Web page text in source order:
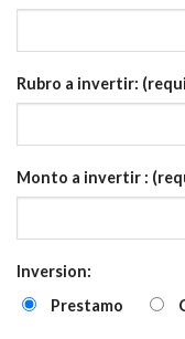
Rubro a invertir:
Monto a invertir :
Inversion:
Prestamo